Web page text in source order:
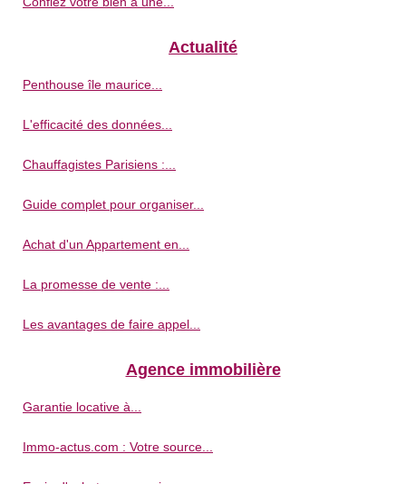
Actualité
Penthouse île maurice...
L'efficacité des données...
Chauffagistes Parisiens :...
Guide complet pour organiser...
Achat d'un Appartement en...
La promesse de vente :...
Les avantages de faire appel...
Agence immobilière
Garantie locative à...
Immo-actus.com : Votre source...